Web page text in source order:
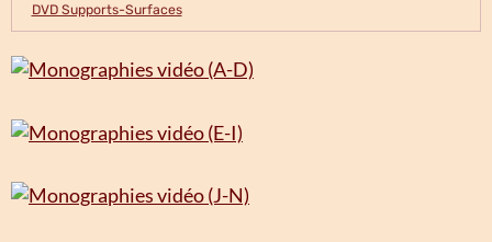
DVD Supports-Surfaces